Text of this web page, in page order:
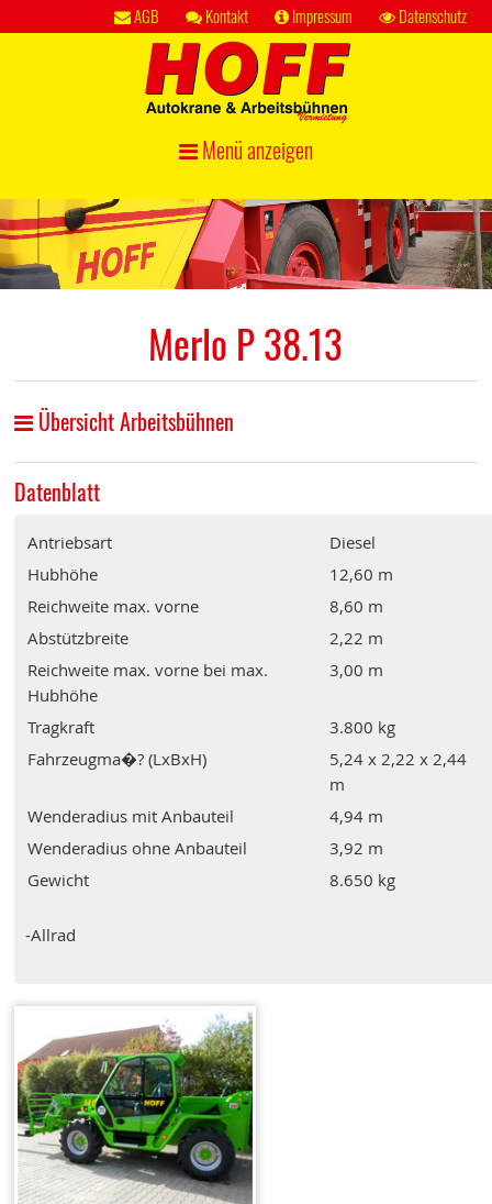
AGB Kontakt Impressum Datenschutz
Menü anzeigen
Merlo P 38.13
Übersicht Arbeitsbühnen
Datenblatt
Antriebsart
Diesel
Hubhöhe
12,60 m
Reichweite max. vorne
8,60 m
Abstützbreite
2,22 m
Reichweite max. vorne bei max.
Hubhöhe
3,00 m
Tragkraft
3.800 kg
Fahrzeugma�? (LxBxH)
5,24 x 2,22 x 2,44
m
Wenderadius mit Anbauteil
4,94 m
Wenderadius ohne Anbauteil
3,92 m
Gewicht
8.650 kg
-Allrad